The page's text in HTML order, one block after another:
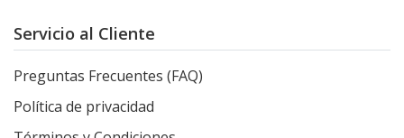
Servicio al Cliente
Preguntas Frecuentes (FAQ)
Política de privacidad